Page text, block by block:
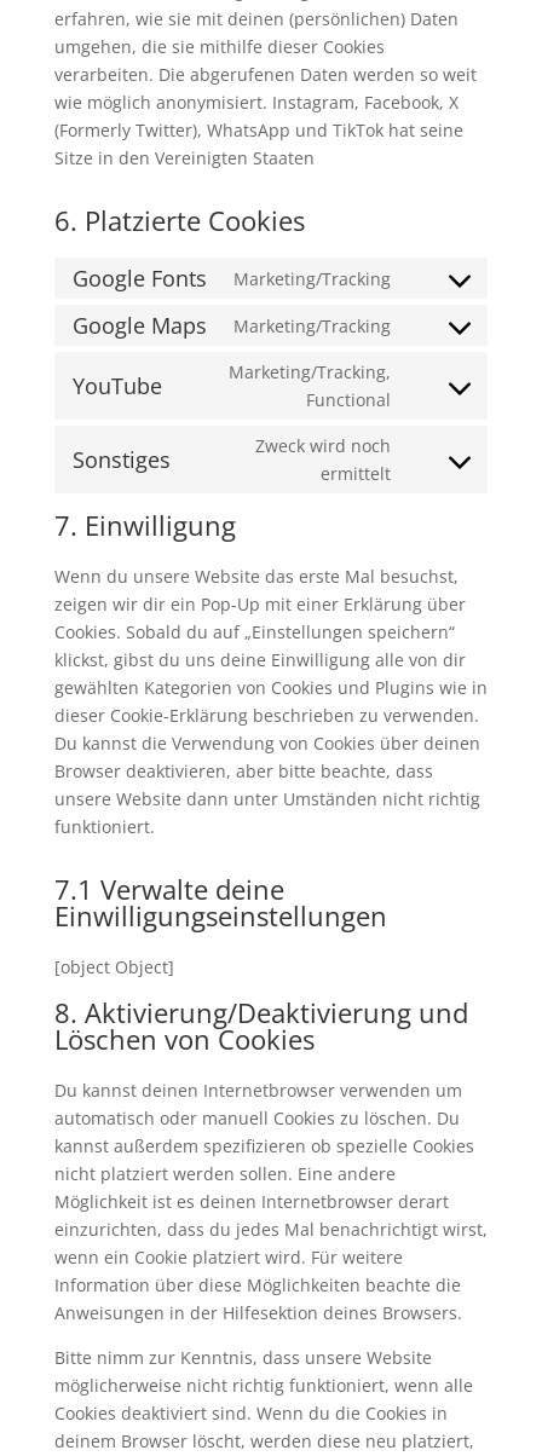
erfahren, wie sie mit deinen (persönlichen) Daten
umgehen, die sie mithilfe dieser Cookies
verarbeiten. Die abgerufenen Daten werden so weit
wie möglich anonymisiert. Instagram, Facebook, X
(Formerly Twitter), WhatsApp und TikTok hat seine
Sitze in den Vereinigten Staaten
6. Platzierte Cookies
Google Fonts Marketing/Tracking
Consent
Google Maps Marketing/Tracking
Consent
service
YouTube
Marketing/Tracking,
Functional
Consent
service
Sonstiges
Zweck wird noch
ermittelt
Consent
7. Einwilligung
Wenn du unsere Website das erste Mal besuchst,
zeigen wir dir ein Pop-Up mit einer Erklärung über
Cookies. Sobald du auf „Einstellungen speichern“
klickst, gibst du uns deine Einwilligung alle von dir
gewählten Kategorien von Cookies und Plugins wie in
dieser Cookie-Erklärung beschrieben zu verwenden.
Du kannst die Verwendung von Cookies über deinen
Browser deaktivieren, aber bitte beachte, dass
unsere Website dann unter Umständen nicht richtig
funktioniert.
7.1 Verwalte deine
Einwilligungseinstellungen
[object Object]
8. Aktivierung/Deaktivierung und
Löschen von Cookies
Du kannst deinen Internetbrowser verwenden um
automatisch oder manuell Cookies zu löschen. Du
kannst außerdem spezifizieren ob spezielle Cookies
nicht platziert werden sollen. Eine andere
Möglichkeit ist es deinen Internetbrowser derart
einzurichten, dass du jedes Mal benachrichtigt wirst,
wenn ein Cookie platziert wird. Für weitere
Information über diese Möglichkeiten beachte die
Anweisungen in der Hilfesektion deines Browsers.
Bitte nimm zur Kenntnis, dass unsere Website
möglicherweise nicht richtig funktioniert, wenn alle
Cookies deaktiviert sind. Wenn du die Cookies in
deinem Browser löscht, werden diese neu platziert,